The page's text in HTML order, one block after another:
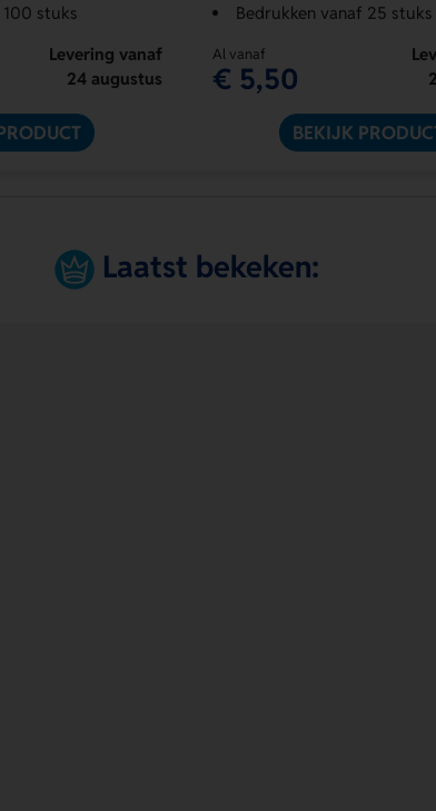
stuks
Levering vanaf
24 augustus
Bedrukken vanaf 25 stuks
Al vanaf
€ 5,50
BEKIJK
Laatst bekeken: